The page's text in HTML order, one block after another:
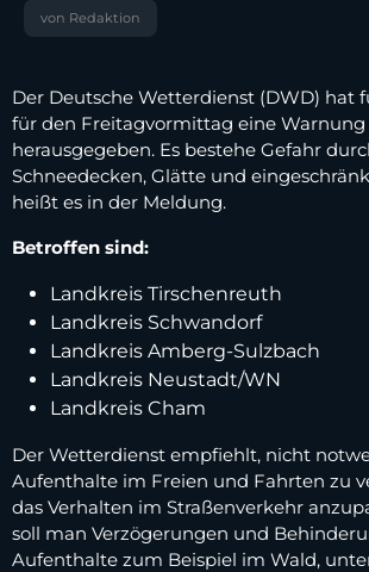
von Redaktion
Der Deutsche Wetterdienst (DWD) hat
für den Freitagvormittag eine Warnung
herausgegeben. Es bestehe Gefahr
Schneedecken, Glätte und
heißt es in der Meldung.
Betroffen sind:
Landkreis Tirschenreuth
Landkreis Schwandorf
Landkreis Amberg-Sulzbach
Landkreis Neustadt/WN
Landkreis Cham
Der Wetterdienst empfiehlt, nicht
Aufenthalte im Freien und Fahrten zu
das Verhalten im Straßenverkehr
soll man Verzögerungen und
Aufenthalte zum Beispiel im Wald,